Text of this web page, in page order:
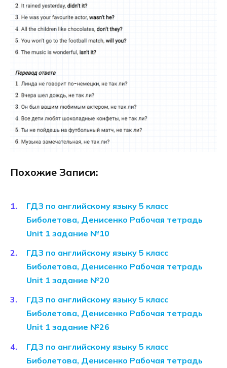
Похожие Записи:
ГДЗ по английскому языку 5 класс
Биболетова, Денисенко Рабочая тетрадь
Unit 1 задание №10
ГДЗ по английскому языку 5 класс
Биболетова, Денисенко Рабочая тетрадь
Unit 1 задание №20
ГДЗ по английскому языку 5 класс
Биболетова, Денисенко Рабочая тетрадь
Unit 1 задание №26
ГДЗ по английскому языку 5 класс
Биболетова, Денисенко Рабочая тетрадь